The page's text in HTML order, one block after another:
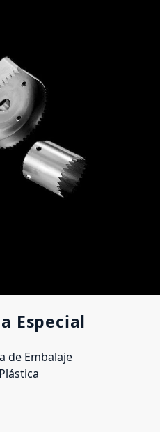
Especial
de Embalaje